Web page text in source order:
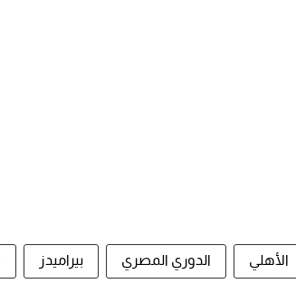
الأهلي الدوري المصري بيراميدز